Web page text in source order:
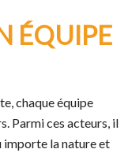
ÉQUIPE
chaque équipe
Parmi ces acteurs, il
importe la nature et